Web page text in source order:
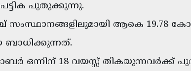
പുതുക്കുന്നു.
സംസ്ഥാനങ്ങളിലുമായി ആകെ 19.78
ബാധിക്കുന്നത്.
ഒന്നിന് 18 വയസ്സ് തികയുന്നവർക്ക്